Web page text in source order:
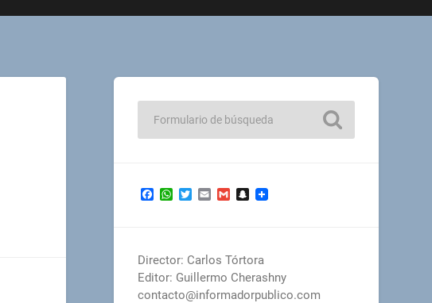
Facebook
WhatsApp
TwitterEmailGmailSnapchat
Director: Carlos Tórtora
Editor: Guillermo Cherashny
contacto@informadorpublico.com